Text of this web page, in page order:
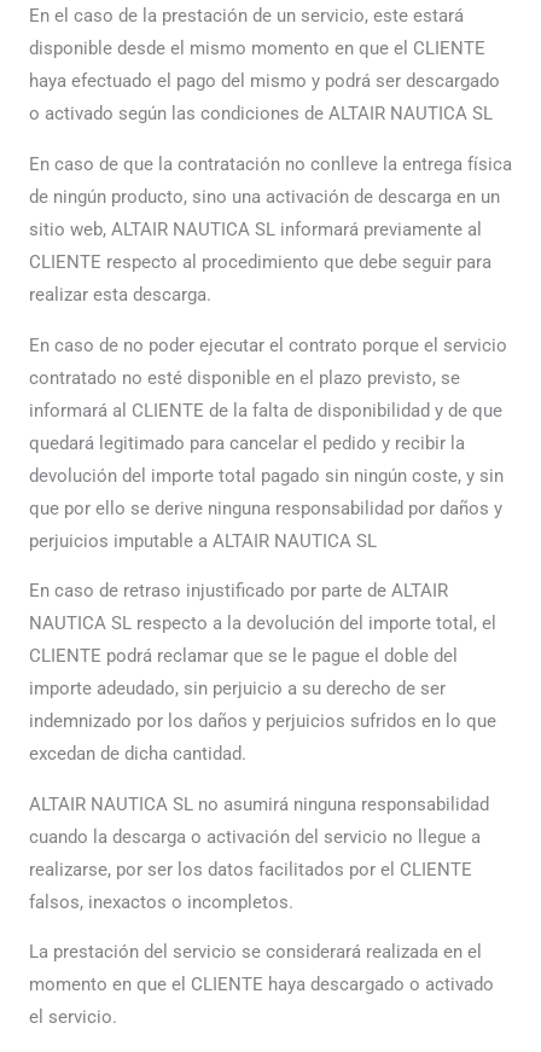
En el caso de la prestación de un servicio, este estará
disponible desde el mismo momento en que el CLIENTE
haya efectuado el pago del mismo y podrá ser descargado
o activado según las condiciones de ALTAIR NAUTICA SL
En caso de que la contratación no conlleve la entrega física
de ningún producto, sino una activación de descarga en un
sitio web, ALTAIR NAUTICA SL informará previamente al
CLIENTE respecto al procedimiento que debe seguir para
realizar esta descarga.
En caso de no poder ejecutar el contrato porque el servicio
contratado no esté disponible en el plazo previsto, se
informará al CLIENTE de la falta de disponibilidad y de que
quedará legitimado para cancelar el pedido y recibir la
devolución del importe total pagado sin ningún coste, y sin
que por ello se derive ninguna responsabilidad por daños y
perjuicios imputable a ALTAIR NAUTICA SL
En caso de retraso injustificado por parte de ALTAIR
NAUTICA SL respecto a la devolución del importe total, el
CLIENTE podrá reclamar que se le pague el doble del
importe adeudado, sin perjuicio a su derecho de ser
indemnizado por los daños y perjuicios sufridos en lo que
excedan de dicha cantidad.
ALTAIR NAUTICA SL no asumirá ninguna responsabilidad
cuando la descarga o activación del servicio no llegue a
realizarse, por ser los datos facilitados por el CLIENTE
falsos, inexactos o incompletos.
La prestación del servicio se considerará realizada en el
momento en que el CLIENTE haya descargado o activado
el servicio.